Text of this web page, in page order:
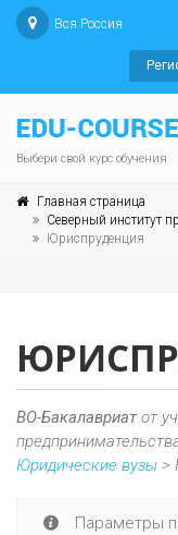
Вся Россия
Выбери свой курс обучения
Главная страница
Северный институт
Юриспруденция
ВО-Бакалавриатот
Юридические вузы >
Параметры